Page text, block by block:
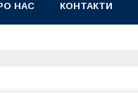
НАС КОНТАКТИ